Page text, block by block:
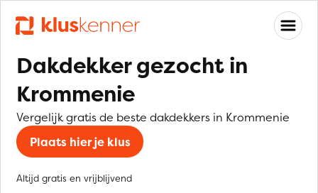
Dakdekker gezocht in
Krommenie
Vergelijk gratis de beste dakdekkers in Krommenie
Plaats hier je klus
Altijd gratis en vrijblijvend